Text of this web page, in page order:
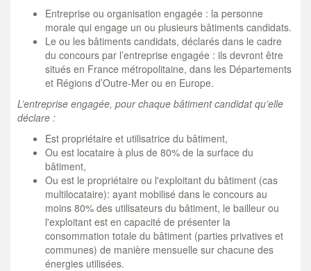
Entreprise ou organisation engagée : la personne
morale qui engage un ou plusieurs bâtiments candidats.
Le ou les bâtiments candidats, déclarés dans le cadre
du concours par l’entreprise engagée : ils devront être
situés en France métropolitaine, dans les Départements
et Régions d’Outre-Mer ou en Europe.
L’entreprise engagée, pour chaque bâtiment candidat qu’elle
déclare :
Est propriétaire et utilisatrice du bâtiment,
Ou est locataire à plus de 80% de la surface du
bâtiment,
Ou est le propriétaire ou l'exploitant du bâtiment (cas
multilocataire): ayant mobilisé dans le concours au
moins 80% des utilisateurs du bâtiment, le bailleur ou
l'exploitant est en capacité de présenter la
consommation totale du bâtiment (parties privatives et
communes) de manière mensuelle sur chacune des
énergies utilisées.